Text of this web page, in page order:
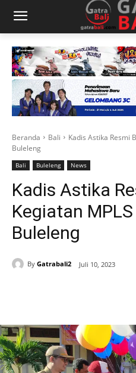
Beranda Bali
Kadis Astika Resmi
Buleleng
Bali Buleleng News
Kadis Astika
Kegiatan
Buleleng
By Gatrabali2 Juli 10, 2023